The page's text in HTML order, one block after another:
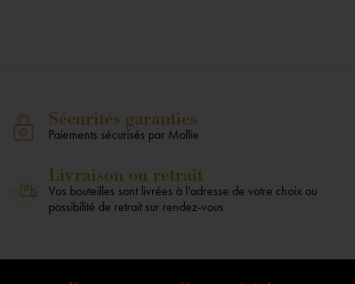
Sécurités garanties
Paiements sécurisés par Mollie
Livraison ou retrait
Vos bouteilles sont livrées à l’adresse de votre choix ou
possibilité de retrait sur rendez-vous